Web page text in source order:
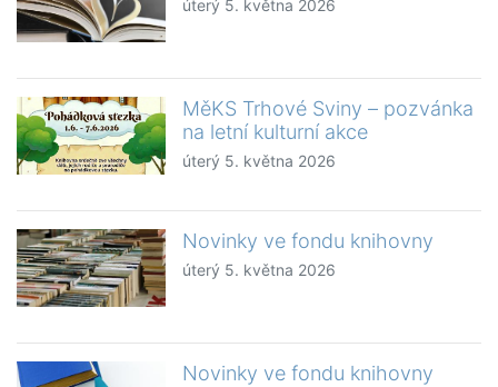
úterý 5. května 2026
MěKS Trhové Sviny – pozvánka
na letní kulturní akce
úterý 5. května 2026
Novinky ve fondu knihovny
úterý 5. května 2026
Novinky ve fondu knihovny